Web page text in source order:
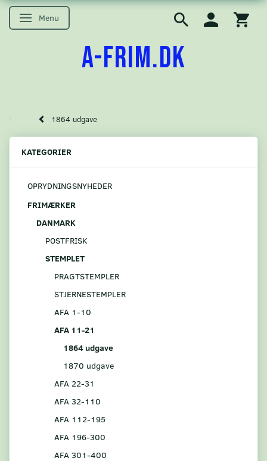
Skifte navigation
Menu
A-FRIM.DK
1864 udgave
KATEGORIER
OPRYDNINGSNYHEDER
FRIMÆRKER
DANMARK
POSTFRISK
STEMPLET
PRAGTSTEMPLER
STJERNESTEMPLER
AFA 1-10
AFA 11-21
1864 udgave
1870 udgave
AFA 22-31
AFA 32-110
AFA 112-195
AFA 196-300
AFA 301-400